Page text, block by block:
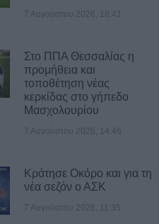
7 Αυγούστου 2026, 18:41
Στο ΠΠΑ Θεσσαλίας η
προμήθεια και
τοποθέτηση νέας
κερκίδας στο γήπεδο
Μασχολουρίου
7 Αυγούστου 2026, 14:46
Κράτησε Οκόρο και για τη
νέα σεζόν ο ΑΣΚ
7 Αυγούστου 2026, 11:35